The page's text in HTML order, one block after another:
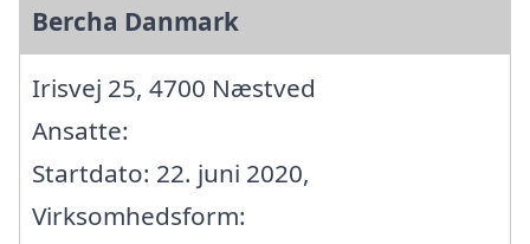
Bercha Danmark
Irisvej 25, 4700 Næstved
Ansatte:
Startdato: 22. juni 2020,
Virksomhedsform: